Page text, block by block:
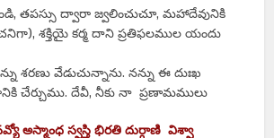
తపస్సు ద్వారా జ్వలించుచూ, మహాదేవునికి
శక్తియై కర్మ దాని ప్రతిఫలముల యందు
శరణు వేడుచున్నాను. నన్ను ఈ దుఃఖ
చేర్చుము. దేవీ, నీకు నా ప్రణామములు
అస్మాంధ స్వస్తి భిరతి దుర్గాణి విశ్వా